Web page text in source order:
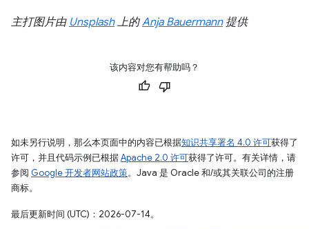
主打图片由 Unsplash上的Anja Bauermann提供
该内容对您有帮助吗？
如未另行说明，那么本页面中的内容已根据知识共享署名 4.0 许可获得了
许可，并且代码示例已根据Apache 2.0 许可获得了许可。有关详情，请
参阅 Google 开发者网站政策。Java 是 Oracle 和/或其关联公司的注册
商标。
最后更新时间 (UTC)：2026-07-14。